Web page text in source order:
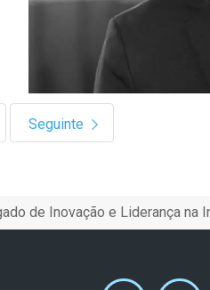
Portugal já exporta alta
Artigo seguinte: Mind mostra
Seguinte
de Inovação e Liderança na